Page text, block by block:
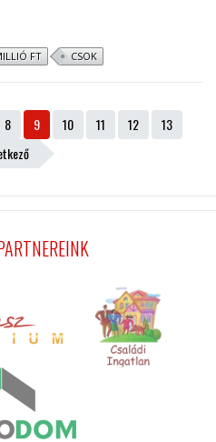
FT CSOK
8 9 10 11 12
13